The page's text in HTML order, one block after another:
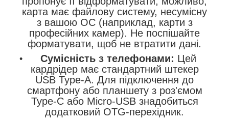
карта має файлову систему, несумісну
з вашою ОС (наприклад, карти з
професійних камер). Не поспішайте
форматувати, щоб не втратити дані.
Сумісність з телефонами: Цей
кардрідер має стандартний штекер
USB Type-A. Для підключення до
смартфону або планшету з роз'ємом
Type-C або Micro-USB знадобиться
додатковий OTG-перехідник.